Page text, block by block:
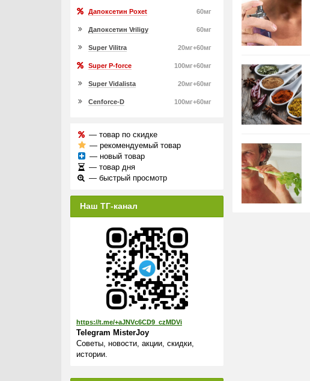
60мг
Дапоксетин Poxet
60мг
Дапоксетин Vriligy
20мг+60мг
Super Vilitra
100мг+60мг
Super P-force
20мг+60мг
Super Vidalista
100мг+60мг
Cenforce-D
— товар по скидке
— рекомендуемый товар
— новый товар
— товар дня
— быстрый просмотр
Наш ТГ-канал
https://t.me/+aJNVc6CD9_czMDVi
Telegram MisterJoy
Советы, новости, акции, скидки,
истории.